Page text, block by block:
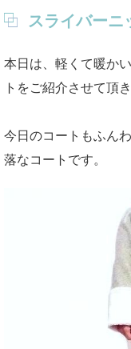
スライバーニ
本日は、軽くて暖か
トをご紹介させて頂き
今日のコートもふん
落なコートです。